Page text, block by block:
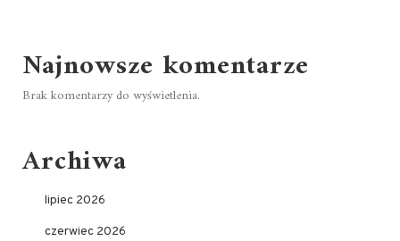
Najnowsze komentarze
Brak komentarzy do wyświetlenia.
Archiwa
lipiec 2026
czerwiec 2026